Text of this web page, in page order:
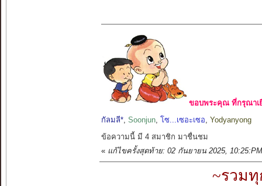
ขอบพระคุณ ที่กรุณาเ
กัลมลี*, Soonjun, โซ...เซอะเซอ Yodyanyong
ข้อความนี้ มี 4 สมาชิก มาชื่นชม
« แก้ไขครั้งสุดท้าย: 02 กันยายน 2025,
~รวมทุ